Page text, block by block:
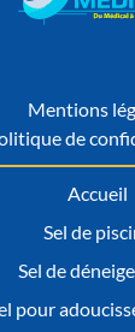
Mentions
de
Accueil
Sel de
Sel de
pour